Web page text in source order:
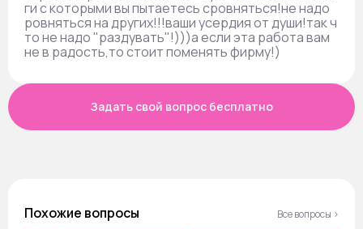
ги с которыми вы пытаетесь сровняться!не надо
ровняться на других!!!ваши усердия от души!так ч
то не надо "раздувать"!)))а если эта работа вам
не в радость,то стоит поменять фирму!)
Задать свой вопрос бесплатно
Похожие вопросы Все вопросы ›